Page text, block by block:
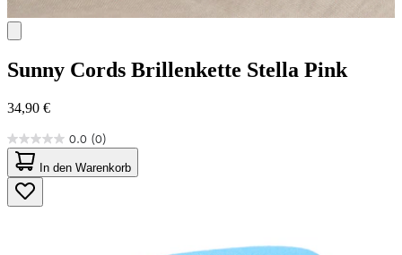
Sunny Cords Brillenkette Stella Pink
34,90 €
0.0 (0)
0.0
von
5
Sternen.
In den Warenkorb